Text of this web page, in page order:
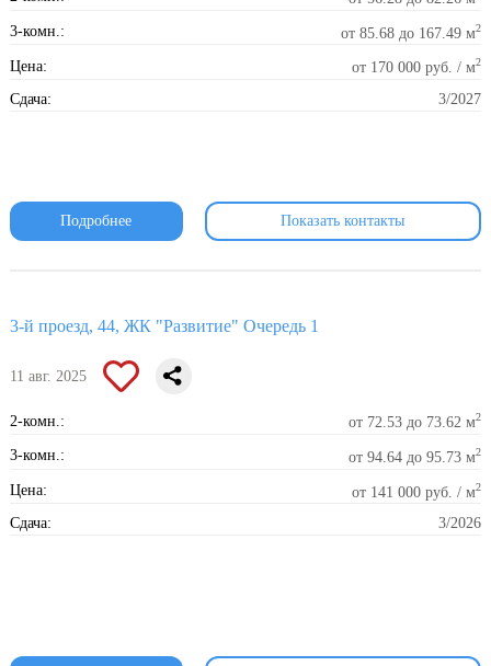
3-комн.: от 85.68 до 167.49 м2
Цена: от 170 000 руб. / м2
Сдача: 3/2027
Подробнее Показать контакты
3-й проезд, 44, ЖК "Развитие" Очередь 1
11 авг. 2025
2-комн.: от 72.53 до 73.62 м2
3-комн.: от 94.64 до 95.73 м2
Цена: от 141 000 руб. / м2
Сдача: 3/2026